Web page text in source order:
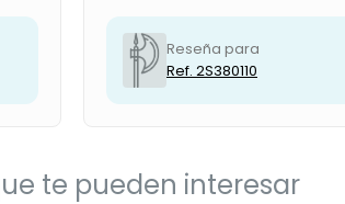
Reseña para
Ref. 2S380110
te pueden interesar